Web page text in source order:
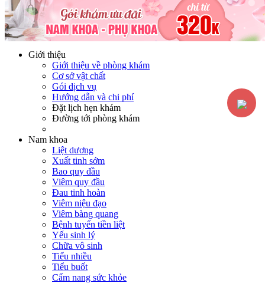
Hotline:0365116117Miễn phí tư vấn
Giới thiệu
Giới thiệu về phòng khám
Cơ sở vật chất
Gói dịch vụ
Hướng dẫn và chi phí
Đặt lịch hẹn khám
Đường tới phòng khám
Nam khoa
Liệt dương
Xuất tinh sớm
Bao quy đầu
Viêm quy đầu
Đau tinh hoàn
Viêm niệu đạo
Viêm bàng quang
Bệnh tuyến tiền liệt
Yếu sinh lý
Chữa vô sinh
Tiểu nhiều
Tiểu buốt
Cẩm nang sức khỏe